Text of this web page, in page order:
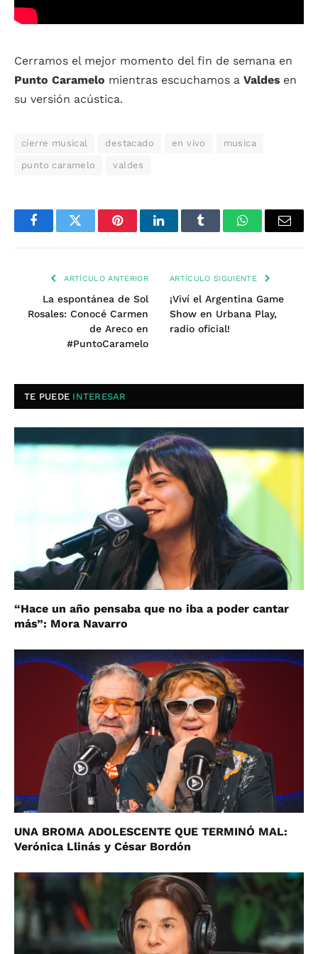
Cerramos el mejor momento del fin de semana en
Punto Caramelo mientras escuchamos a Valdes en
su versión acústica.
cierre musical destacado en vivo musica
punto caramelo valdes
FacebookTwitter PinterestLinkedInTumblr WhatsAppEmail
ARTÍCULO ANTERIOR
La espontánea de Sol
Rosales: Conocé Carmen
de Areco en
#PuntoCaramelo
ARTÍCULO SIGUIENTE
¡Viví el Argentina Game
Show en Urbana Play,
radio oficial!
TE PUEDE INTERESAR
“Hace un año pensaba que no iba a poder cantar
más”: Mora Navarro
UNA BROMA ADOLESCENTE QUE TERMINÓ MAL:
Verónica Llinás y César Bordón